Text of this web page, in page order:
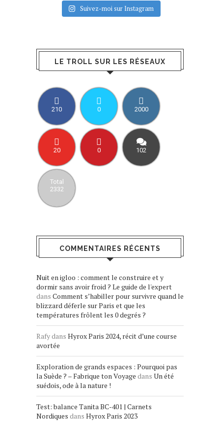
Suivez-moi sur Instagram
LE TROLL SUR LES RÉSEAUX
210 0 2000
20 0 102
Total
2332
COMMENTAIRES RÉCENTS
Nuit en igloo : comment le construire et y
dormir sans avoir froid ? Le guide de l'expert
dans Comment s’habiller pour survivre quand le
blizzard déferle sur Paris et que les
températures frôlent les 0 degrés ?
Rafydans Hyrox Paris 2024, récit d’une course
avortée
Exploration de grands espaces : Pourquoi pas
la Suède ? – Fabrique ton Voyage dans Un été
suédois, ode à la nature !
Test: balance Tanita BC-401 | Carnets
Nordiques dans Hyrox Paris 2023